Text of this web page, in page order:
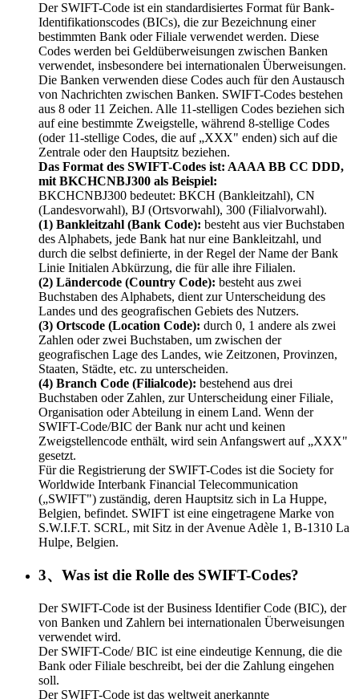
Der SWIFT-Code ist ein standardisiertes Format für Bank-
Identifikationscodes (BICs), die zur Bezeichnung einer
bestimmten Bank oder Filiale verwendet werden. Diese
Codes werden bei Geldüberweisungen zwischen Banken
verwendet, insbesondere bei internationalen Überweisungen.
Die Banken verwenden diese Codes auch für den Austausch
von Nachrichten zwischen Banken. SWIFT-Codes bestehen
aus 8 oder 11 Zeichen. Alle 11-stelligen Codes beziehen sich
auf eine bestimmte Zweigstelle, während 8-stellige Codes
(oder 11-stellige Codes, die auf „XXX" enden) sich auf die
Zentrale oder den Hauptsitz beziehen.
Das Format des SWIFT-Codes ist: AAAA BB CC DDD,
mit BKCHCNBJ300 als Beispiel:
BKCHCNBJ300 bedeutet: BKCH (Bankleitzahl), CN
(Landesvorwahl), BJ (Ortsvorwahl), 300 (Filialvorwahl).
(1) Bankleitzahl (Bank Code): besteht aus vier Buchstaben
des Alphabets, jede Bank hat nur eine Bankleitzahl, und
durch die selbst definierte, in der Regel der Name der Bank
Linie Initialen Abkürzung, die für alle ihre Filialen.
(2) Ländercode (Country Code): besteht aus zwei
Buchstaben des Alphabets, dient zur Unterscheidung des
Landes und des geografischen Gebiets des Nutzers.
(3) Ortscode (Location Code): durch 0, 1 andere als zwei
Zahlen oder zwei Buchstaben, um zwischen der
geografischen Lage des Landes, wie Zeitzonen, Provinzen,
Staaten, Städte, etc. zu unterscheiden.
(4) Branch Code (Filialcode): bestehend aus drei
Buchstaben oder Zahlen, zur Unterscheidung einer Filiale,
Organisation oder Abteilung in einem Land. Wenn der
SWIFT-Code/BIC der Bank nur acht und keinen
Zweigstellencode enthält, wird sein Anfangswert auf „XXX"
gesetzt.
Für die Registrierung der SWIFT-Codes ist die Society for
Worldwide Interbank Financial Telecommunication
(„SWIFT") zuständig, deren Hauptsitz sich in La Huppe,
Belgien, befindet. SWIFT ist eine eingetragene Marke von
S.W.I.F.T. SCRL, mit Sitz in der Avenue Adèle 1, B-1310 La
Hulpe, Belgien.
3、Was ist die Rolle des SWIFT-Codes?
Der SWIFT-Code ist der Business Identifier Code (BIC), der
von Banken und Zahlern bei internationalen Überweisungen
verwendet wird.
Der SWIFT-Code/ BIC ist eine eindeutige Kennung, die die
Bank oder Filiale beschreibt, bei der die Zahlung eingehen
soll.
Der SWIFT-Code ist das weltweit anerkannte